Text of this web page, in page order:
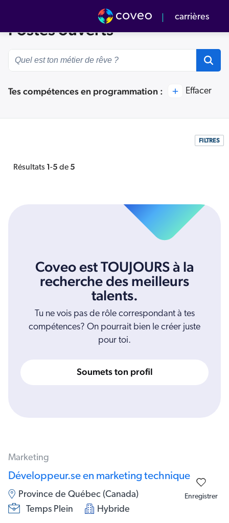
carrières
valeurs
à venir
Commerciale
Postes ouverts
Tes compétences en programmation : Effacer
FILTRES
Résultats 1-5 de 5
Coveo est TOUJOURS à la
recherche des meilleurs
talents.
Tu ne vois pas de rôle correspondant à tes
compétences? On pourrait bien le créer juste
pour toi.
Soumets ton profil
Marketing
Développeur.se en marketing technique
Province de Québec (Canada)
Temps Plein
Hybride
Enregistrer